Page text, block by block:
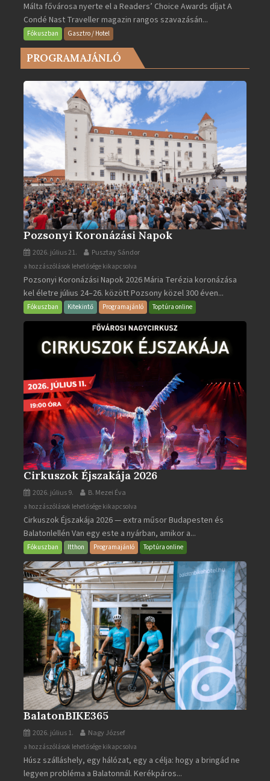
lett
Európa
legjobb
városa
2025-
bejegyzéshez
Málta fővárosa nyerte el a Readers’ Choice Awards díjat A
Condé Nast Traveller magazin rangos szavazásán...
Fókuszban Gasztro / Hotel
PROGRAMAJÁNLÓ
Pozsonyi Koronázási Napok
2026. július 21. Pusztay Sándor
Pozsonyi
Koronázási
Napok
bejegyzéshez
a hozzászólások lehetősége kikapcsolva
Pozsonyi Koronázási Napok 2026 Mária Terézia koronázása
kel életre július 24–26. között Pozsony közel 300 éven...
Fókuszban Kitekintő Programajánló Toptúra online
Cirkuszok Éjszakája 2026
2026. július 9. B. Mezei Éva
Cirkuszok
Éjszakája
2026
bejegyzéshez
a hozzászólások lehetősége kikapcsolva
Cirkuszok Éjszakája 2026 — extra műsor Budapesten és
Balatonlellén Van egy este a nyárban, amikor a...
Fókuszban Itthon Programajánló Toptúra online
BalatonBIKE365
2026. július 1. Nagy József
BalatonBIKE365
bejegyzéshez
a hozzászólások lehetősége kikapcsolva
Húsz szálláshely, egy hálózat, egy a célja: hogy a bringád ne
legyen probléma a Balatonnál. Kerékpáros...